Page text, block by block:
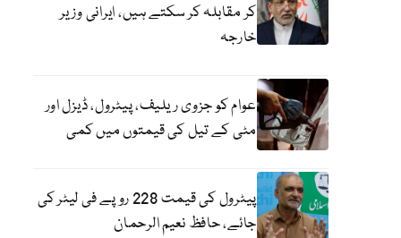
کر مقابلہ کر سکتے ہیں، ایرانی وزیر
خارجہ
عوام کو جزوی ریلیف، پیٹرول، ڈیزل اور
مٹی کے تیل کی قیمتوں میں کمی
پیٹرول کی قیمت 228 روپے فی لیٹر کی
جائے، حافظ نعیم الرحمان